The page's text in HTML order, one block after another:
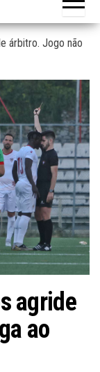
árbitro. Jogo não
agride
ao